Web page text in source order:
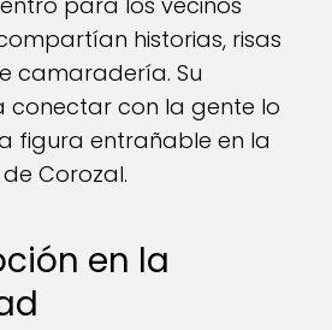
historias, risas
camaradería. Su
conectar con la gente lo
figura entrañable en la
Corozal.
en la